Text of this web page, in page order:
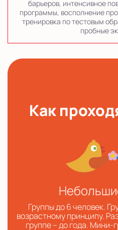
барьеров, интенсивное
программы, восполнение
тренировка по тестовым
пробные
Как
Группы до 6 человек.
возрастному принципу.
группе – до года. Мини-